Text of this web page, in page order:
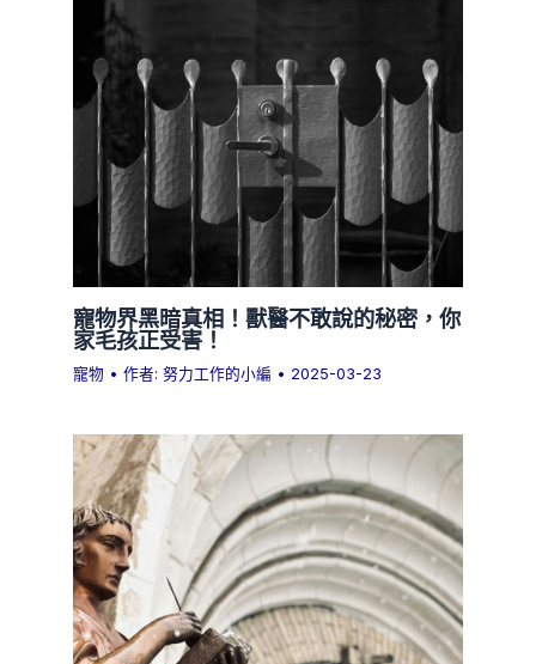
寵物界黑暗真相！獸醫不敢說的秘密，你
家毛孩正受害！
寵物 • 作者:努力工作的小編 • 2025-03-23